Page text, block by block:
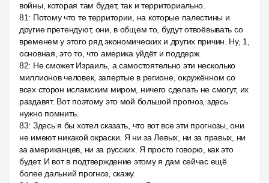
войны, которая там будет, так и территориально.
81: Потому что те территории, на которые палестины и
другие претендуют, они, в общем то, будут отвоёвывать со
временем у этого ряд экономических и других причин. Ну, 1,
основная, это то, что америка уйдёт и поддерж.
82: Не сможет Израиль, а самостоятельно эти несколько
миллионов человек, запертые в регионе, окружённом со
всех сторон исламским миром, ничего сделать не смогут, их
раздавят. Вот поэтому это мой большой прогноз, здесь
нужно помнить.
83: Здесь я бы хотел сказать, что вот все эти прогнозы, они
не имеют никакой окраски. Я ни за Левых, ни за правых, ни
за американцев, ни за русских. Я просто говорю, как это
будет. И вот в подтверждение этому я дам сейчас ещё
более дальний прогноз, скажу.